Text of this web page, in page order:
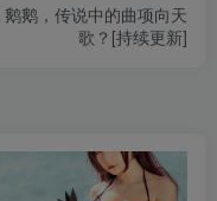
鹅鹅，传说中的曲项向天
歌？[持续更新]